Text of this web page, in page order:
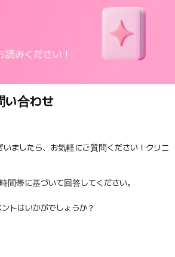
い合わせ
ましたら、お気軽にご質問ください！クリニ
間帯に基づいて回答してください。
トはいかがでしょうか？